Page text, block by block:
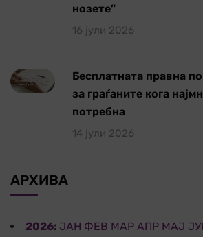
нозете”
16 јули 2026
Бесплатната правна
за граѓаните кога
потребна
14 јули 2026
АРХИВА
2026: ЈАН ФЕВ МАР АПР МАЈ